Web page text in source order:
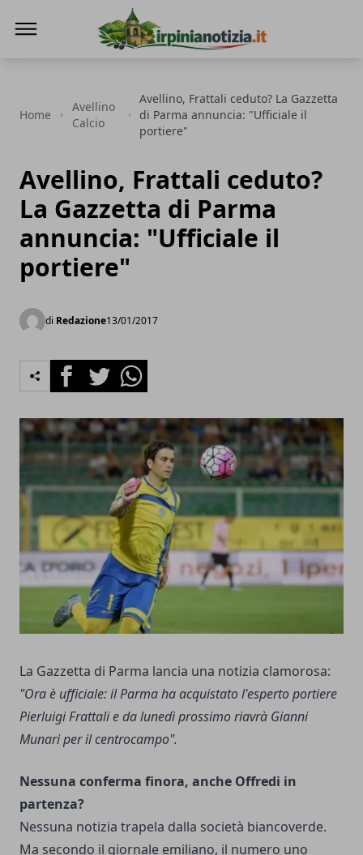
Home
Avellino
Calcio
Avellino, Frattali ceduto? La Gazzetta
di Parma annuncia: "Ufficiale il
portiere"
Avellino, Frattali ceduto?
La Gazzetta di Parma
annuncia: "Ufficiale il
portiere"
di Redazione13/01/2017
FacebookTwitterWhatsapp
La Gazzetta di Parma lancia una notizia clamorosa:
"Ora è ufficiale: il Parma ha acquistato l'esperto portiere
Pierluigi Frattali e da lunedì prossimo riavrà Gianni
Munari per il centrocampo".
Nessuna conferma finora, anche Offredi in
partenza?
Nessuna notizia trapela dalla società biancoverde.
Ma secondo il giornale emiliano, il numero uno